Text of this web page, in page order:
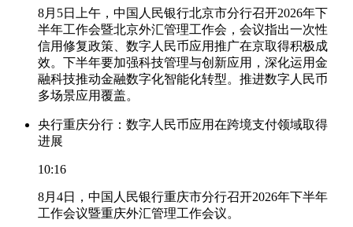
8月5日上午，中国人民银行北京市分行召开2026年下
半年工作会暨北京外汇管理工作会，会议指出一次性
信用修复政策、数字人民币应用推广在京取得积极成
效。下半年要加强科技管理与创新应用，深化运用金
融科技推动金融数字化智能化转型。推进数字人民币
多场景应用覆盖。
央行重庆分行：数字人民币应用在跨境支付领域取得
进展
10:16
8月4日，中国人民银行重庆市分行召开2026年下半年
工作会议暨重庆外汇管理工作会议。